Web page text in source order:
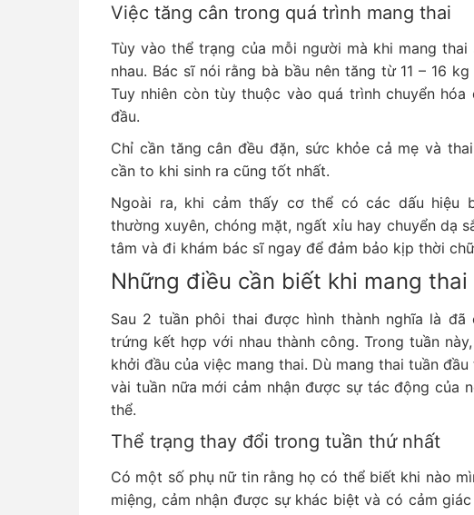
Việc tăng cân trong quá trình mang thai
Tùy vào thể trạng của mỗi người mà khi mang thai
nhau. Bác sĩ nói rằng bà bầu nên tăng từ 11 – 16
Tuy nhiên còn tùy thuộc vào quá trình chuyển hóa
đầu.
Chỉ cần tăng cân đều đặn, sức khỏe cả mẹ và
cần to khi sinh ra cũng tốt nhất.
Ngoài ra, khi cảm thấy cơ thể có các dấu hiệu
thường xuyên, chóng mặt, ngất xỉu hay chuyển dạ
tâm và đi khám bác sĩ ngay để đảm bảo kịp thời
Những điều cần biết khi mang thai
Sau 2 tuần phôi thai được hình thành nghĩa là
trứng kết hợp với nhau thành công. Trong tuần
khởi đầu của việc mang thai. Dù mang thai tuần
vài tuần nữa mới cảm nhận được sự tác động của
thể.
Thể trạng thay đổi trong tuần thứ nhất
Có một số phụ nữ tin rằng họ có thể biết khi nào
miệng, cảm nhận được sự khác biệt và có cảm